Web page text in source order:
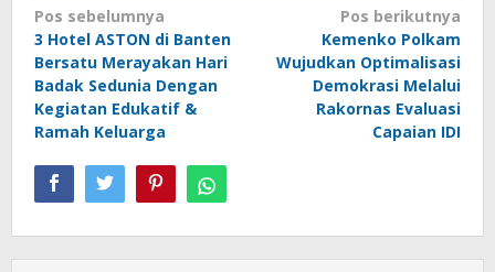
Navigasi
pos
Pos sebelumnya
3 Hotel ASTON di Banten
Bersatu Merayakan Hari
Badak Sedunia Dengan
Kegiatan Edukatif &
Ramah Keluarga
Pos berikutnya
Kemenko Polkam
Wujudkan Optimalisasi
Demokrasi Melalui
Rakornas Evaluasi
Capaian IDI